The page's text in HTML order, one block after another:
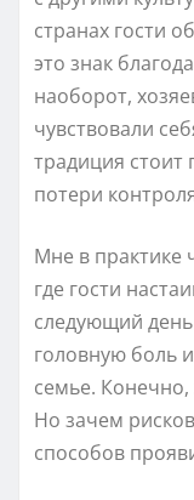
странах гости
это знак
наоборот,
чувствовали
традиция стоит
потери
Мне в практике
где гости
следующий
головную боль
семье.
Но зачем
способов